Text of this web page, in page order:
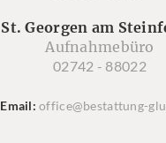
St. Georgen am
Aufnahmebüro
02742 - 88022
Email office@bestattung-